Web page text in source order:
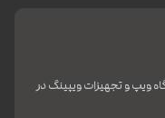
ویپ و تجهیزات ویپینگ در